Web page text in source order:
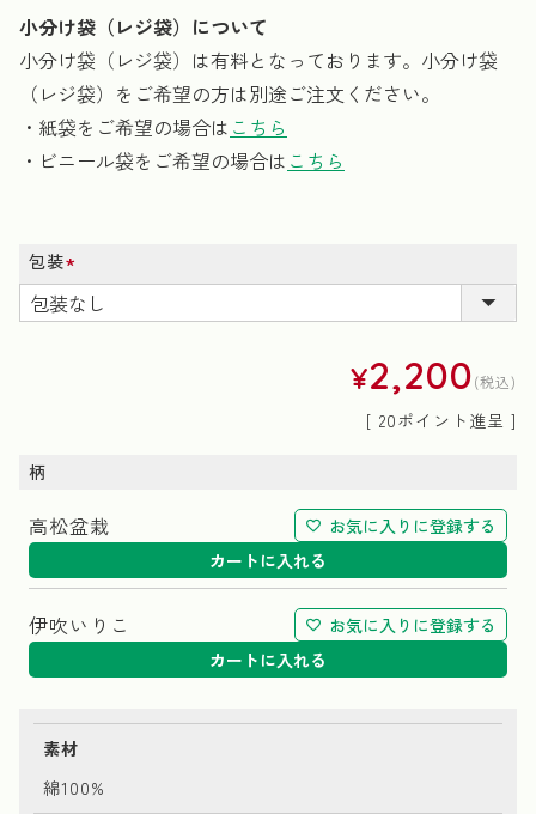
小分け袋（レジ袋）について
小分け袋（レジ袋）は有料となっております。小分け袋
（レジ袋）をご希望の方は別途ご注文ください。
・紙袋をご希望の場合は こちら
・ビニール袋をご希望の場合は こちら
包装
(必
須)
¥2,200 税込
[ 20ポイント進呈 ]
柄
高松盆栽
お気に入りに登録する
カートに入れる
伊吹いりこ
お気に入りに登録する
カートに入れる
素材
綿100%